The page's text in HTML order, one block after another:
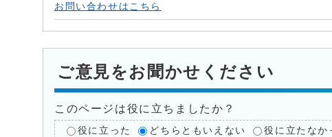
お問い合わせはこちら
ご意見をお聞かせください
このページは役に立ちましたか？
役に立った どちらともいえない 役に立たなか